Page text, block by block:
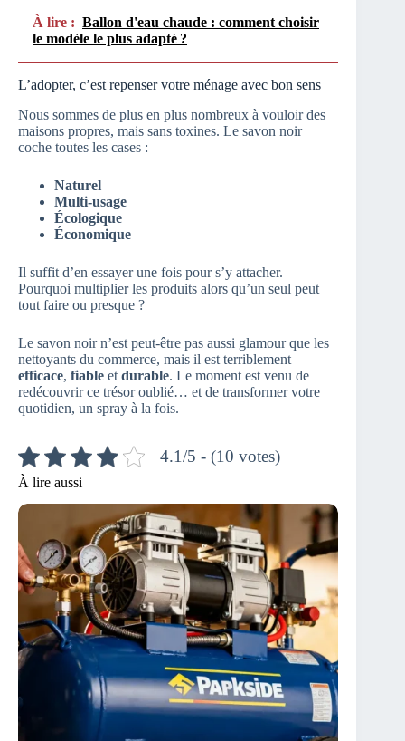
À lire : Ballon d'eau chaude : comment choisir
le modèle le plus adapté ?
L’adopter, c’est repenser votre ménage avec bon sens
Nous sommes de plus en plus nombreux à vouloir des
maisons propres, mais sans toxines. Le savon noir
coche toutes les cases :
Naturel
Multi-usage
Écologique
Économique
Il suffit d’en essayer une fois pour s’y attacher.
Pourquoi multiplier les produits alors qu’un seul peut
tout faire ou presque ?
Le savon noir n’est peut-être pas aussi glamour que les
nettoyants du commerce, mais il est terriblement
efficace, fiable et durable. Le moment est venu de
redécouvrir ce trésor oublié… et de transformer votre
quotidien, un spray à la fois.
4.1/5 - (10 votes)
À lire aussi